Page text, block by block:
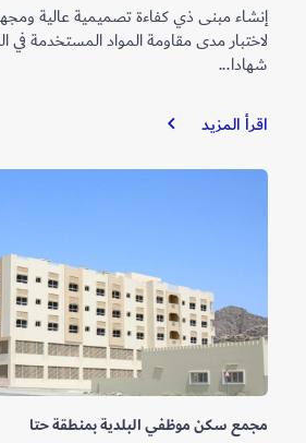
إنشاء مبنى ذي كفاءة تصميمية عالية
لاختبار مدى مقاومة المواد المستخدمة في
شهادا...
اقرأ المزيد
مختبر
الحريق
مجمع سكن موظفي البلدية بمنطقة حتا